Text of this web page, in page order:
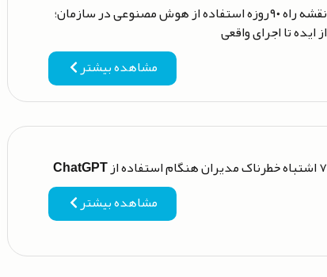
نقشه راه ۹۰روزه استفاده از هوش مصنوعی در سازمان؛
از ایده تا اجرای واقعی
مشاهده بیشتر
۷ اشتباه خطرناک مدیران هنگام استفاده از ChatGPT
مشاهده بیشتر